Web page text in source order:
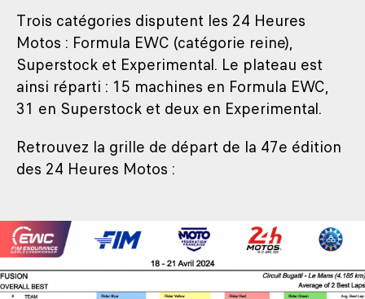
Trois catégories disputent les 24 Heures
Motos : Formula EWC (catégorie reine),
Superstock et Experimental. Le plateau est
ainsi réparti : 15 machines en Formula EWC,
31 en Superstock et deux en Experimental.
Retrouvez la grille de départ de la 47e édition
des 24 Heures Motos :